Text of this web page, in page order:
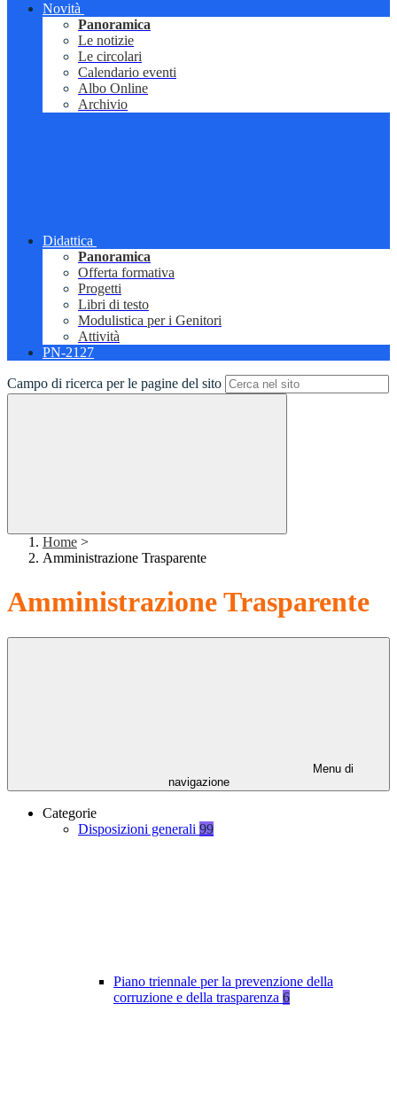
Novità
Panoramica
Le notizie
Le circolari
Calendario eventi
Albo Online
Archivio
Didattica
Panoramica
Offerta formativa
Progetti
Libri di testo
Modulistica per i Genitori
Attività
PN-2127
Campo di ricerca per le pagine del sito
Home >
Amministrazione Trasparente
Amministrazione Trasparente
Menu di
navigazione
Categorie
Disposizioni generali 99
Piano triennale per la prevenzione della
corruzione e della trasparenza 6